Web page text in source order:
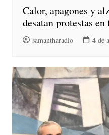
Calor, apagones y
desatan protestas
samantharadio 4 de